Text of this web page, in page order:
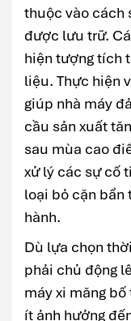
thuộc vào cách
được lưu trữ.
hiện tượng tích
liệu. Thực hiện
giúp nhà máy
cầu sản xuất
sau mùa cao
xử lý các sự cố
loại bỏ cặn bẩn
hành.
Dù lựa chọn
phải chủ động
máy xi măng
ít ảnh hưởng